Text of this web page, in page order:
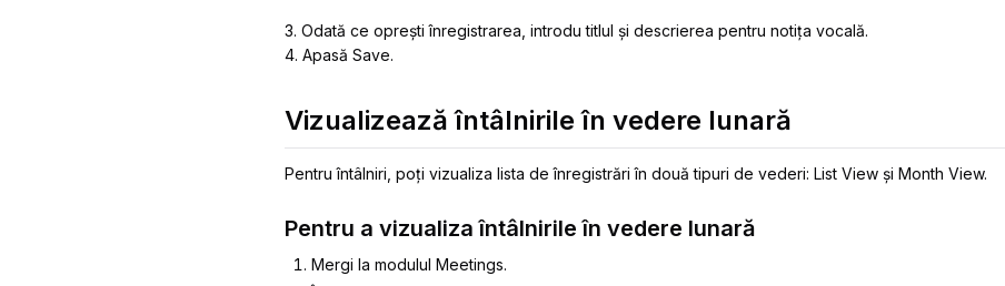
3. Odată ce oprești înregistrarea, introdu titlul și descrierea pentru notița vocală.
4. Apasă Save.
Vizualizează întâlnirile în vedere lunară
Pentru întâlniri, poți vizualiza lista de înregistrări în două tipuri de vederi: List View și Month View.
Pentru a vizualiza întâlnirile în vedere lunară
Mergi la modulul Meetings.